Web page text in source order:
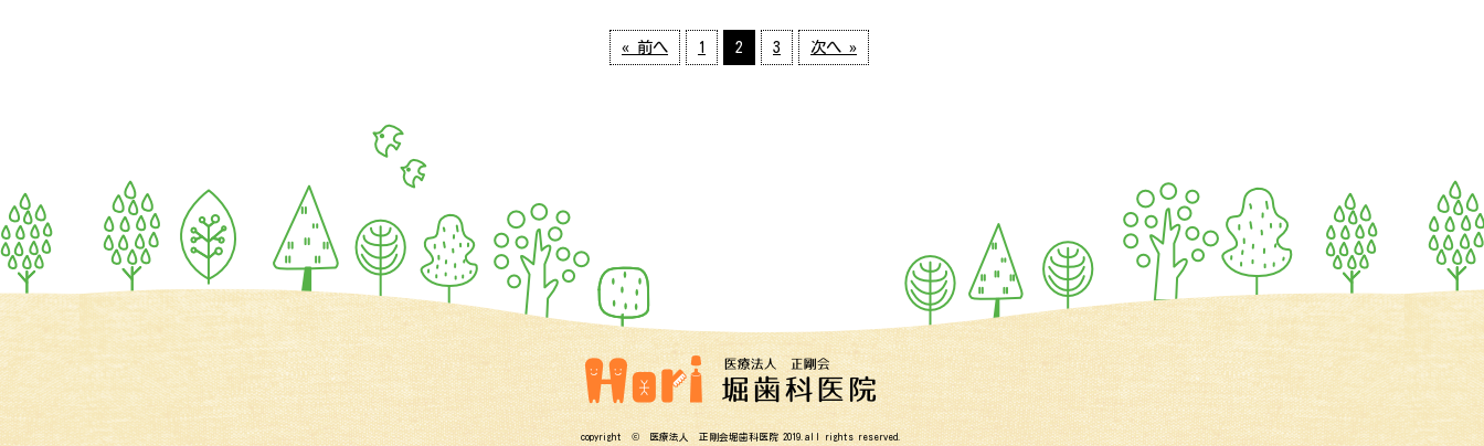
« 前へ 1 2 3 次へ »
copyright © 医療法人 正剛会堀歯科医院 2019.all rights reserved.